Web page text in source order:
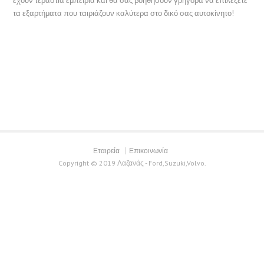
τα εξαρτήματα που ταιριάζουν καλύτερα στο δικό σας αυτοκίνητο!
Εταιρεία
Επικοινωνία
Copyright © 2019 Λαζανάς - Ford,Suzuki,Volvo.